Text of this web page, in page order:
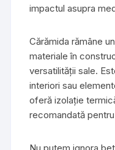
impactul asupra
Cărămida rămâne
materiale în
versatilității sale.
interiori sau
oferă izolație
recomandată